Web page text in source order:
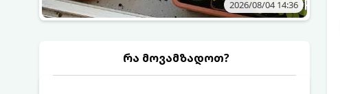
2026/08/04 14:36
რა მოვამზადოთ?